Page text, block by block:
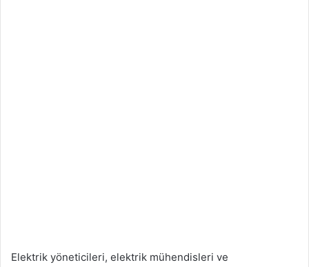
Elektrik yöneticileri, elektrik mühendisleri ve